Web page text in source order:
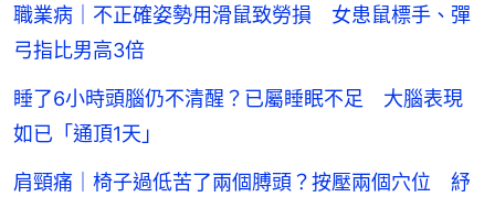
職業病｜不正確姿勢用滑鼠致勞損 女患鼠標手、彈
弓指比男高3倍
睡了6小時頭腦仍不清醒？已屬睡眠不足 大腦表現
如已「通頂1天」
肩頸痛｜椅子過低苦了兩個膊頭？按壓兩個穴位 紓